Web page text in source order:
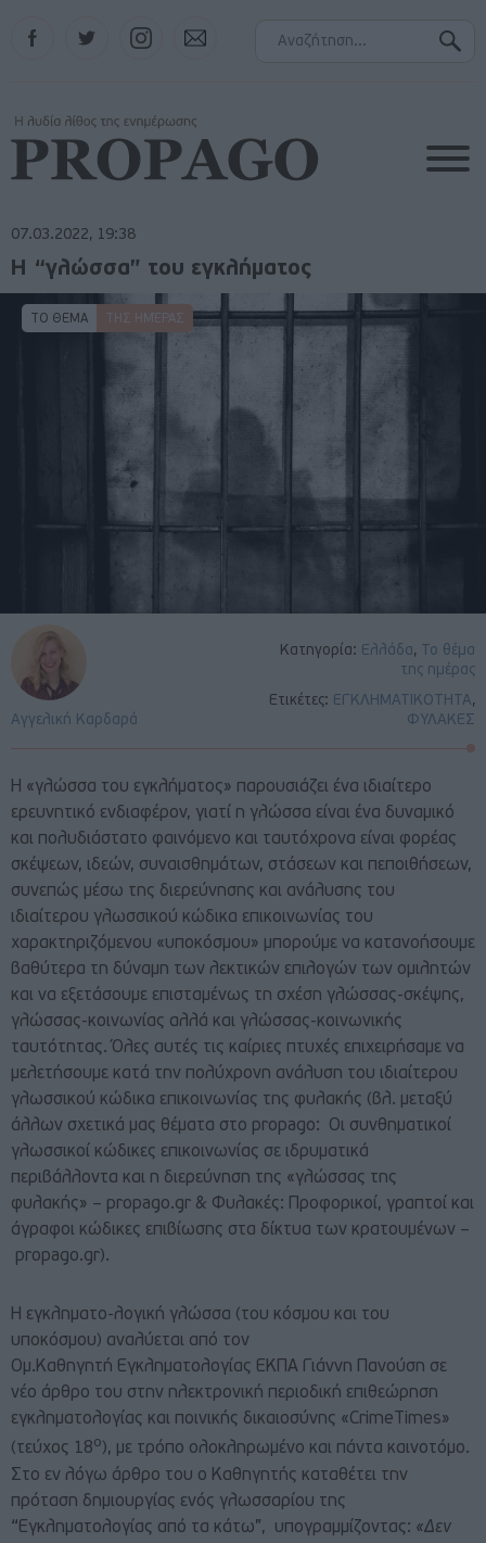
Instagram
07.03.2022, 19:38
ΤΟ ΘΕΜΑ ΤΗΣ ΗΜΈΡΑΣ
Κατηγορία: Ελλάδα, Το θέμα
της ημέρας
Ετικέτες: ΕΓΚΛΗΜΑΤΙΚΟΤΗΤΑ,
ΦΥΛΑΚΕΣ
Αγγελική Καρδαρά
Η “γλώσσα” του εγκλήματος
Η «γλώσσα του εγκλήματος» παρουσιάζει ένα ιδιαίτερο
ερευνητικό ενδιαφέρον, γιατί η γλώσσα είναι ένα δυναμικό
και πολυδιάστατο φαινόμενο και ταυτόχρονα είναι φορέας
σκέψεων, ιδεών, συναισθημάτων, στάσεων και πεποιθήσεων,
συνεπώς μέσω της διερεύνησης και ανάλυσης του
ιδιαίτερου γλωσσικού κώδικα επικοινωνίας του
χαρακτηριζόμενου «υποκόσμου» μπορούμε να κατανοήσουμε
βαθύτερα τη δύναμη των λεκτικών επιλογών των ομιλητών
και να εξετάσουμε επισταμένως τη σχέση γλώσσας-σκέψης,
γλώσσας-κοινωνίας αλλά και γλώσσας-κοινωνικής
ταυτότητας. Όλες αυτές τις καίριες πτυχές επιχειρήσαμε να
μελετήσουμε κατά την πολύχρονη ανάλυση του ιδιαίτερου
γλωσσικού κώδικα επικοινωνίας της φυλακής (βλ. μεταξύ
άλλων σχετικά μας θέματα στο propago: Οι συνθηματικοί
γλωσσικοί κώδικες επικοινωνίας σε ιδρυματικά
περιβάλλοντα και η διερεύνηση της «γλώσσας της
φυλακής» – propago.gr & Φυλακές: Προφορικοί, γραπτοί και
άγραφοι κώδικες επιβίωσης στα δίκτυα των κρατουμένων –
propago.gr).
Η εγκληματο-λογική γλώσσα (του κόσμου και του
υποκόσμου) αναλύεται από τον
Ομ.Καθηγητή Εγκληματολογίας ΕΚΠΑ Γιάννη Πανούση σε
νέο άρθρο του στην ηλεκτρονική περιοδική επιθεώρηση
εγκληματολογίας και ποινικής δικαιοσύνης «CrimeTimes»
(τεύχος 18ο), με τρόπο ολοκληρωμένο και πάντα καινοτόμο.
Στο εν λόγω άρθρο του ο Καθηγητής καταθέτει την
πρόταση δημιουργίας ενός γλωσσαρίου της
“Εγκληματολογίας από τα κάτω”, υπογραμμίζοντας: «Δεν